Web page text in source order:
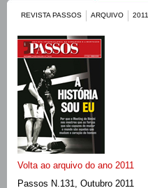
REVISTA PASSOS ARQUIVO 2011
Volta ao arquivo do ano 2011
Passos N.131, Outubro 2011